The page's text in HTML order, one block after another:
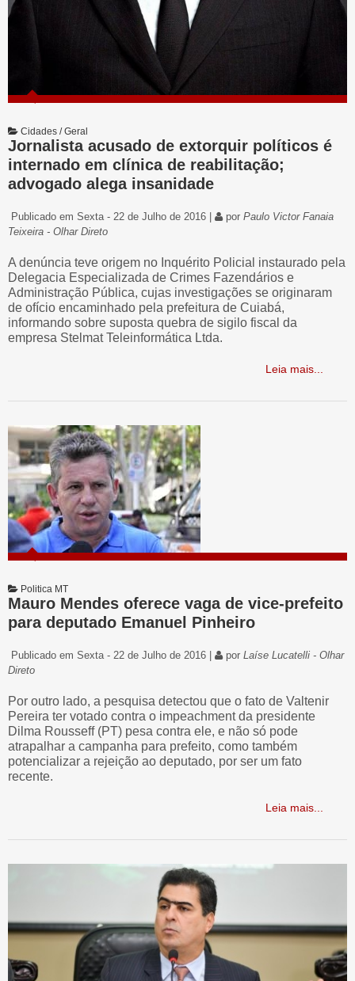
Cidades / Geral
Jornalista acusado de extorquir políticos é
internado em clínica de reabilitação;
advogado alega insanidade
Publicado em Sexta - 22 de Julho de 2016 | por Paulo Victor Fanaia
Teixeira - Olhar Direto
A denúncia teve origem no Inquérito Policial instaurado pela
Delegacia Especializada de Crimes Fazendários e
Administração Pública, cujas investigações se originaram
de ofício encaminhado pela prefeitura de Cuiabá,
informando sobre suposta quebra de sigilo fiscal da
empresa Stelmat Teleinformática Ltda.
Leia mais...
Politica MT
Mauro Mendes oferece vaga de vice-prefeito
para deputado Emanuel Pinheiro
Publicado em Sexta - 22 de Julho de 2016 | por Laíse Lucatelli - Olhar
Direto
Por outro lado, a pesquisa detectou que o fato de Valtenir
Pereira ter votado contra o impeachment da presidente
Dilma Rousseff (PT) pesa contra ele, e não só pode
atrapalhar a campanha para prefeito, como também
potencializar a rejeição ao deputado, por ser um fato
recente.
Leia mais...